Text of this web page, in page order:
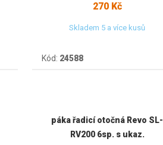
270 Kč
Skladem 5 a více kusů
Kód: 24588
páka řadicí otočná Revo SL-
RV200 6sp. s ukaz.